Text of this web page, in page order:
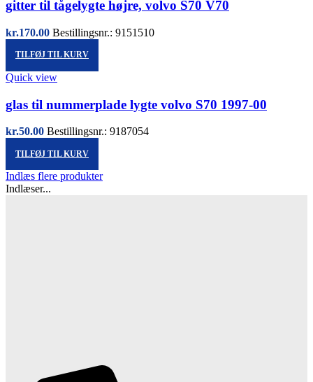
gitter til tågelygte højre, volvo S70 V70
kr.170.00 Bestillingsnr.: 9151510
TILFØJ TIL KURV
Quick view
glas til nummerplade lygte volvo S70 1997-00
kr.50.00 Bestillingsnr.: 9187054
TILFØJ TIL KURV
Indlæs flere produkter
Indlæser...